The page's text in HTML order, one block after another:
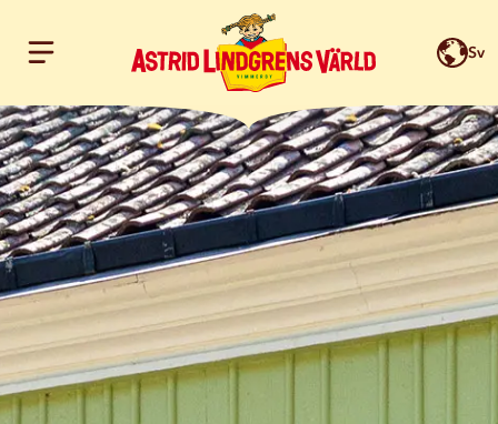
Hoppa till innehållet Sv